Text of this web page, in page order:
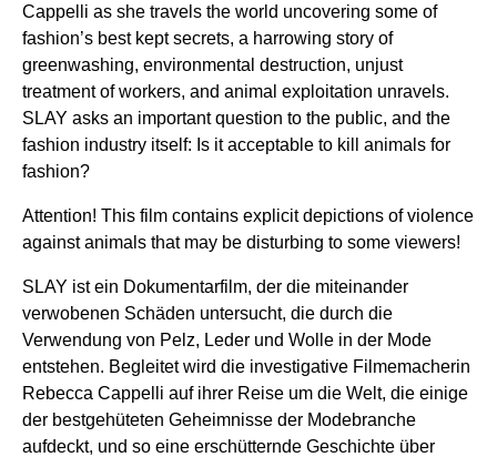
Cappelli as she travels the world uncovering some of
fashion’s best kept secrets, a harrowing story of
greenwashing, environmental destruction, unjust
treatment of workers, and animal exploitation unravels.
SLAY asks an important question to the public, and the
fashion industry itself: Is it acceptable to kill animals for
fashion?
Attention! This film contains explicit depictions of violence
against animals that may be disturbing to some viewers!
SLAY ist ein Dokumentarfilm, der die miteinander
verwobenen Schäden untersucht, die durch die
Verwendung von Pelz, Leder und Wolle in der Mode
entstehen. Begleitet wird die investigative Filmemacherin
Rebecca Cappelli auf ihrer Reise um die Welt, die einige
der bestgehüteten Geheimnisse der Modebranche
aufdeckt, und so eine erschütternde Geschichte über